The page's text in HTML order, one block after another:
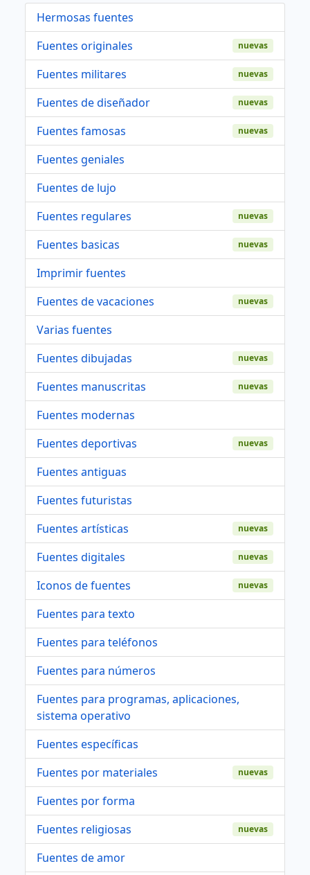
Hermosas fuentes
Fuentes originales
nuevas
Fuentes militares nuevas
Fuentes de diseñador nuevas
Fuentes famosas nuevas
Fuentes geniales
Fuentes de lujo
Fuentes regulares
nuevas
Fuentes basicas nuevas
Imprimir fuentes
Fuentes de vacaciones
nuevas
Varias fuentes
Fuentes dibujadas
nuevas
Fuentes manuscritas nuevas
Fuentes modernas
Fuentes deportivas
nuevas
Fuentes antiguas
Fuentes futuristas
Fuentes artísticas
nuevas
Fuentes digitales nuevas
Iconos de fuentes nuevas
Fuentes para texto
Fuentes para teléfonos
Fuentes para números
Fuentes para programas, aplicaciones,
sistema operativo
Fuentes específicas
Fuentes por materiales
nuevas
Fuentes por forma
Fuentes religiosas
nuevas
Fuentes de amor